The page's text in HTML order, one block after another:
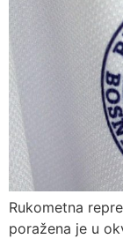
Rukometna
poražena je u